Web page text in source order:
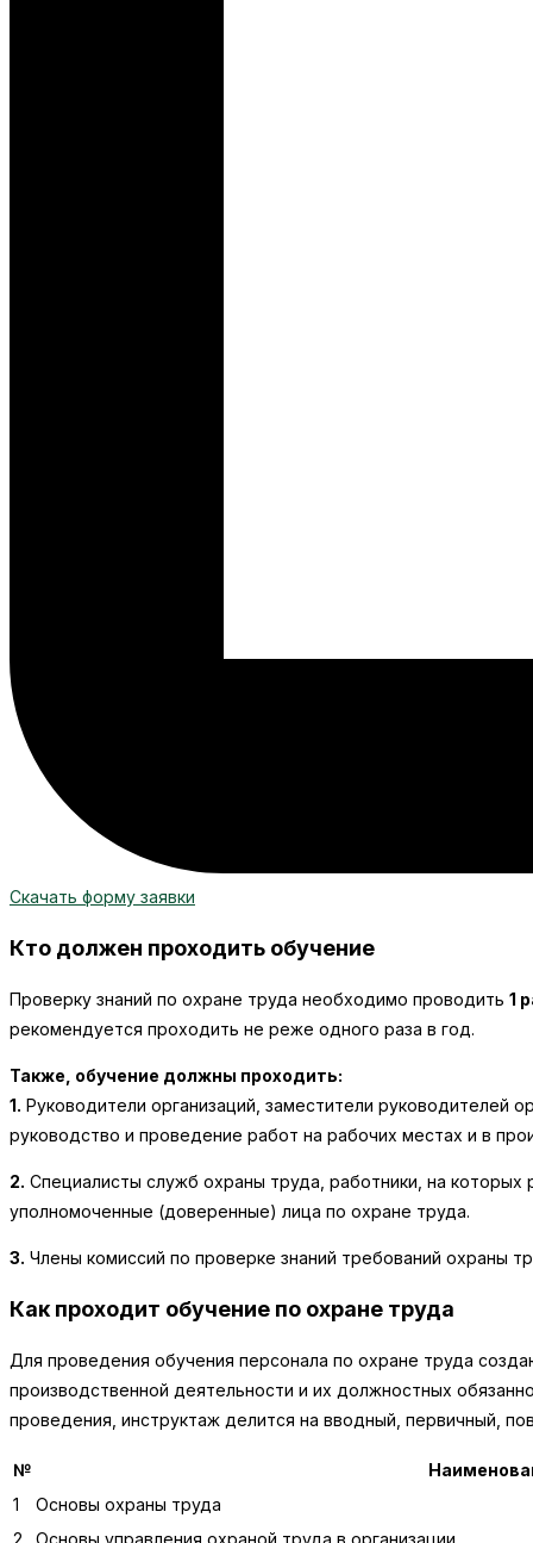
Скачать форму заявки
Кто должен проходить обучение
Проверку знаний по охране труда необходимо проводить 1
рекомендуется проходить не реже одного раза в год.
Также, обучение должны проходить:
1. Руководители организаций, заместители руководителей
руководство и проведение работ на рабочих местах и в
2. Специалисты служб охраны труда, работники, на
уполномоченные (доверенные) лица по охране труда.
3. Члены комиссий по проверке знаний требований охраны
Как проходит обучение по охране труда
Для проведения обучения персонала по охране труда
производственной деятельности и их должностных
проведения, инструктаж делится на вводный, первичный,
№
1
Основы охраны труда
2
Основы управления охраной труда в организации